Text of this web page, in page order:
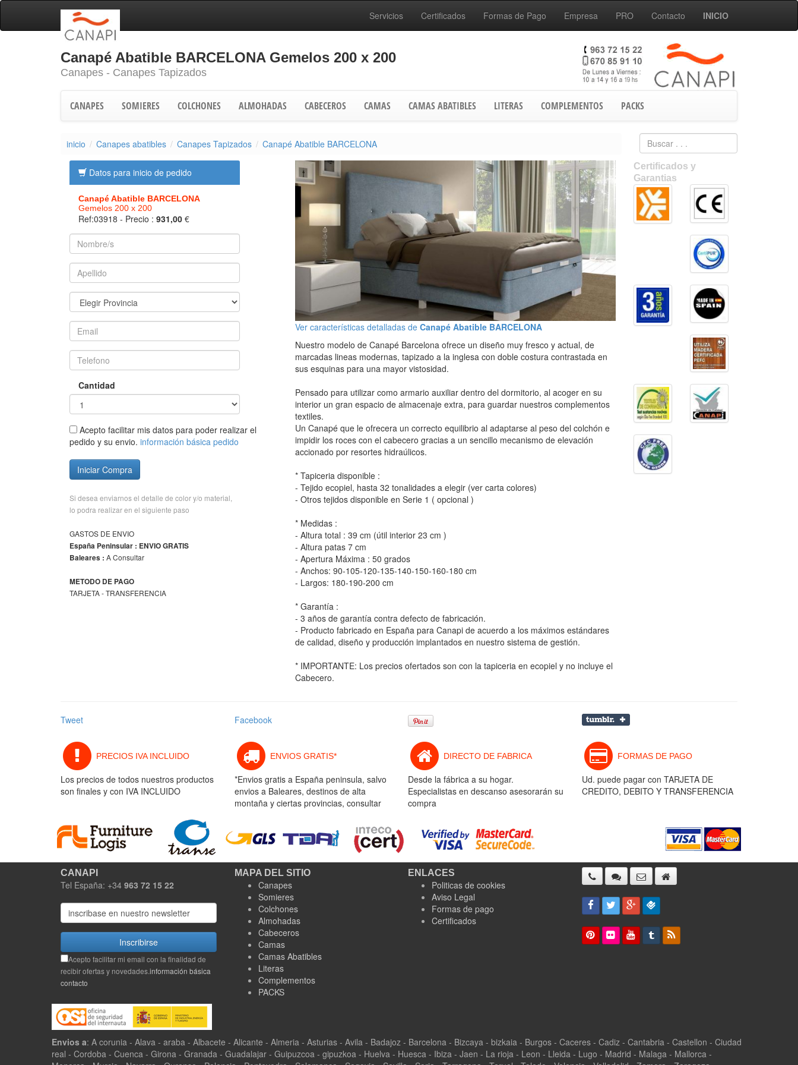
Servicios Certificados Formas de Pago Empresa PRO Contacto INICIO
Canapé Abatible BARCELONA Gemelos 200 x 200
Canapes - Canapes Tapizados
CANAPES SOMIERES COLCHONES ALMOHADAS CABECEROS CAMAS CAMAS ABATIBLES LITERAS COMPLEMENTOS PACKS
inicio Canapes abatibles Canapes Tapizados Canapé Abatible BARCELONA
Datos para inicio de pedido
Canapé Abatible BARCELONA
Gemelos 200 x 200
Ref:03918 - Precio : 931,00 €
Cantidad
Acepto facilitar mis datos para poder realizar el
pedido y su envio. información básica pedido
Iniciar Compra
Si desea enviarnos el detalle de color y/o material,
lo podra realizar en el siguiente paso
GASTOS DE ENVIO
España Peninsular : ENVIO GRATIS
Baleares : A Consultar
METODO DE PAGO
TARJETA - TRANSFERENCIA
Ver características detalladas de Canapé Abatible BARCELONA
Nuestro modelo de Canapé Barcelona ofrece un diseño muy fresco y actual, de
marcadas lineas modernas, tapizado a la inglesa con doble costura contrastada en
sus esquinas para una mayor vistosidad.
Pensado para utilizar como armario auxiliar dentro del dormitorio, al acoger en su
interior un gran espacio de almacenaje extra, para guardar nuestros complementos
textiles.
Un Canapé que le ofrecera un correcto equilibrio al adaptarse al peso del colchón e
impidir los roces con el cabecero gracias a un sencillo mecanismo de elevación
accionado por resortes hidraúlicos.
* Tapiceria disponible :
- Tejido ecopiel, hasta 32 tonalidades a elegir (ver carta colores)
- Otros tejidos disponible en Serie 1 ( opcional )
* Medidas :
- Altura total : 39 cm (útil interior 23 cm )
- Altura patas 7 cm
- Apertura Máxima : 50 grados
- Anchos: 90-105-120-135-140-150-160-180 cm
- Largos: 180-190-200 cm
* Garantía :
- 3 años de garantía contra defecto de fabricación.
- Producto fabricado en España para Canapi de acuerdo a los máximos estándares
de calidad, diseño y producción implantados en nuestro sistema de gestión.
* IMPORTANTE: Los precios ofertados son con la tapiceria en ecopiel y no incluye el
Cabecero.
Certificados y
Garantias
Tweet Facebook
PRECIOS IVA INCLUIDO
Los precios de todos nuestros productos
son finales y con IVA INCLUIDO
ENVIOS GRATIS*
*Envios gratis a España peninsula, salvo
envios a Baleares, destinos de alta
montaña y ciertas provincias, consultar
DIRECTO DE FABRICA
Desde la fábrica a su hogar.
Especialistas en descanso asesorarán su
compra
FORMAS DE PAGO
Ud. puede pagar con TARJETA DE
CREDITO, DEBITO Y TRANSFERENCIA
CANAPI
Tel España: +34 963 72 15 22
Inscribirse
Acepto facilitar mi email con la finalidad de
recibir ofertas y novedades.información básica
contacto
MAPA DEL SITIO
Canapes
Somieres
Colchones
Almohadas
Cabeceros
Camas
Camas Abatibles
Literas
Complementos
PACKS
ENLACES
Politicas de cookies
Aviso Legal
Formas de pago
Certificados
Envios a: A corunia - Alava - araba - Albacete - Alicante - Almeria - Asturias - Avila - Badajoz - Barcelona - Bizcaya - bizkaia - Burgos - Caceres - Cadiz - Cantabria - Castellon - Ciudad
real - Cordoba - Cuenca - Girona - Granada - Guadalajar - Guipuzcoa - gipuzkoa - Huelva - Huesca - Ibiza - Jaen - La rioja - Leon - Lleida - Lugo - Madrid - Malaga - Mallorca -